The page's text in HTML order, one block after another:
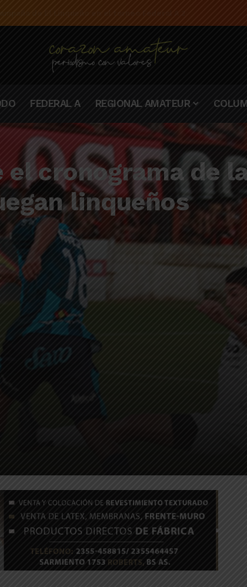
FEDERAL A REGIONAL AMATEUR
el cronograma de
linqueños